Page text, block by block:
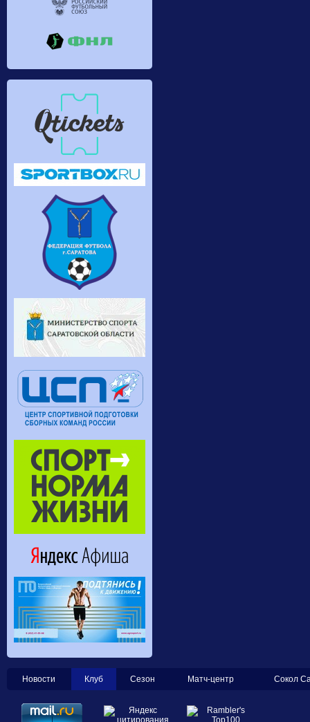
Новости Клуб Сезон Матч-центр Сокол